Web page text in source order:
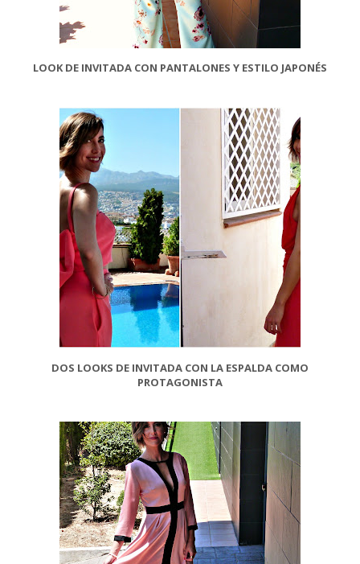
LOOK DE INVITADA CON PANTALONES Y ESTILO JAPONÉS
DOS LOOKS DE INVITADA CON LA ESPALDA COMO
PROTAGONISTA